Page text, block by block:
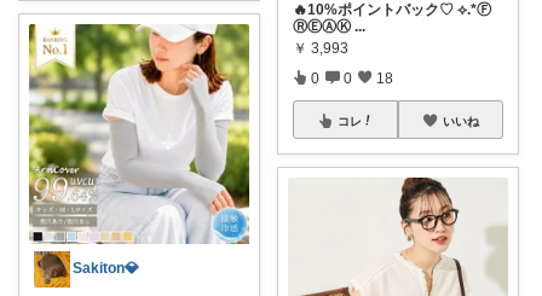
Sakiton💎
🔥10%ポイントバック♡ ⟡.*Ⓕ
ⓇⒺⒶⓀ ...
￥ 3,993
0 0 18
コレ いいね